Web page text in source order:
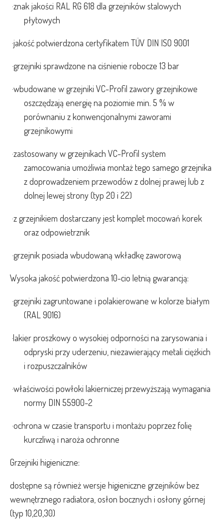
·znak jakości RAL RG 618 dla grzejników stalowych
płytowych
·jakość potwierdzona certyfikatem TÜV DIN ISO 9001
·grzejniki sprawdzone na ciśnienie robocze 13 bar
·wbudowane w grzejniki VC-Profil zawory grzejnikowe
oszczędzają energię na poziomie min. 5 % w
porównaniu z konwencjonalnymi zaworami
grzejnikowymi
·zastosowany w grzejnikach VC-Profil system
zamocowania umożliwia montaż tego samego grzejnika
z doprowadzeniem przewodów z dolnej prawej lub z
dolnej lewej strony (typ 20 i 22)
·z grzejnikiem dostarczany jest komplet mocowań korek
oraz odpowietrznik
·grzejnik posiada wbudowaną wkładkę zaworową
Wysoka jakość potwierdzona 10-cio letnią gwarancją:
·grzejniki zagruntowane i polakierowane w kolorze białym
(RAL 9016)
·lakier proszkowy o wysokiej odporności na zarysowania i
odpryski przy uderzeniu, niezawierający metali ciężkich
i rozpuszczalników
·właściwości powłoki lakierniczej przewyższają wymagania
normy DIN 55900-2
·ochrona w czasie transportu i montażu poprzez folię
kurczliwą i naroża ochronne
Grzejniki higieniczne:
dostępne są również wersje higieniczne grzejników bez
wewnętrznego radiatora, osłon bocznych i osłony górnej
(typ 10,20,30)